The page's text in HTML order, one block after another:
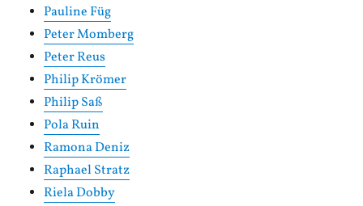
Pauline Füg
Peter Momberg
Peter Reus
Philip Krömer
Philip Saß
Pola Ruin
Ramona Deniz
Raphael Stratz
Riela Dobby